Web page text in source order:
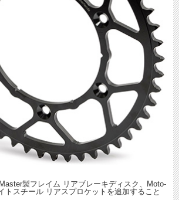
製フレイム リアブレーキディスク、Moto-
トスチール リアスプロケットを追加すること